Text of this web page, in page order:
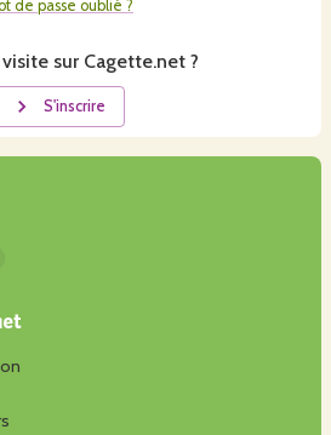
de passe oublié ?
sur Cagette.net ?
S'inscrire